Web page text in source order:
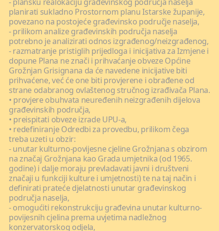
planirati sukladno Prostornom planu Istarske županije,
povezano na postojeće građevinsko područje naselja,
- prilikom analize građevinskih područja naselja
potrebno je analizirati odnos izgrađenog/neizgrađenog,
- razmatranje pristiglih prijedloga i inicijativa za Izmjene i
dopune Plana ne znači i prihvaćanje obveze Općine
Grožnjan Grisignana da će navedene inicijative biti
prihvaćene, već će one biti provjerene i obrađene od
strane odabranog ovlaštenog stručnog izrađivača Plana.
• provjere obuhvata neuređenih neizgrađenih dijelova
građevinskih područja,
• preispitati obveze izrade UPU-a,
• redefiniranje Odredbi za provedbu, prilikom čega
treba uzeti u obzir:
- unutar kulturno-povijesne cjeline Grožnjana s obzirom
na značaj Grožnjana kao Grada umjetnika (od 1965.
godine) i dalje moraju prevladavati javni i društveni
značaji u funkciji kulture i umjetnosti) te na taj način i
definirati prateće djelatnosti unutar građevinskog
područja naselja,
- omogućiti rekonstrukciju građevina unutar kulturno-
povijesnih cjelina prema uvjetima nadležnog
konzervatorskog odjela,